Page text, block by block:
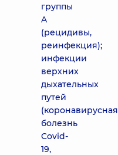
группы
A
(рецидивы,
реинфекция);
инфекции
верхних
дыхательных
путей
(коронавирусная
болезнь
Covid-
19,